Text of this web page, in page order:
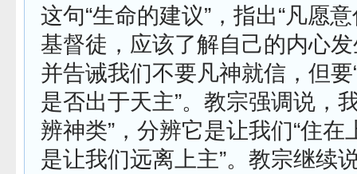
这句“生命的建议”，指出“凡愿
基督徒，应该了解自己的内心发
并告诫我们不要凡神就信，但要
是否出于天主”。教宗强调说，
辨神类”，分辨它是让我们“住在
是让我们远离上主”。教宗继续